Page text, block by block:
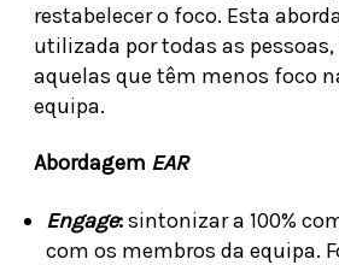
restabelecer o foco. Esta
utilizada por todas as pessoas,
aquelas que têm menos foco
equipa.
Abordagem EAR
Engage:sintonizar a 100%
com os membros da equipa.